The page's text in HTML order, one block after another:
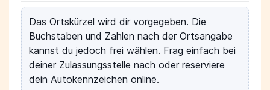
Das Ortskürzel wird dir vorgegeben. Die
Buchstaben und Zahlen nach der Ortsangabe
kannst du jedoch frei wählen. Frag einfach bei
deiner Zulassungsstelle nach oder reserviere
dein Autokennzeichen online.